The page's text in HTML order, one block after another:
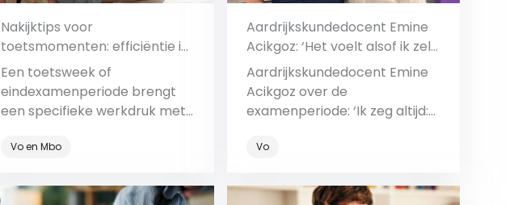
Nakijktips voor
toetsmomenten: efficiëntie in
intensieve tijden
Een toetsweek of
eindexamenperiode brengt
een specifieke werkdruk met
bewezen tips om deze
Vo en Mbo
Bekijk
Aardrijkskundedocent Emine
Acikgoz: ‘Het voelt alsof ik zelf
examen doe’
Aardrijkskundedocent Emine
Acikgoz over de
examenperiode: ‘Ik zeg altijd:
Vo
Bekijk